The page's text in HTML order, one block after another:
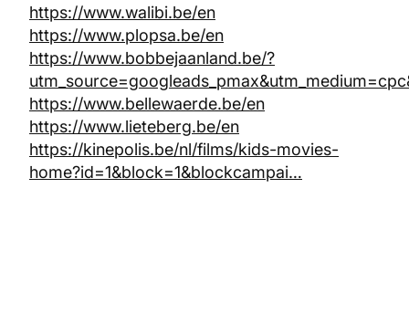
https://www.walibi.be/en
https://www.plopsa.be/en
https://www.bobbejaanland.be/?
https://www.bellewaerde.be/en
https://www.lieteberg.be/en
https://kinepolis.be/nl/films/kids-movies-
home?id=1&block=1&blockcampai…